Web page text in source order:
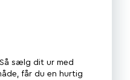
sælg dit ur med
får du en hurtig